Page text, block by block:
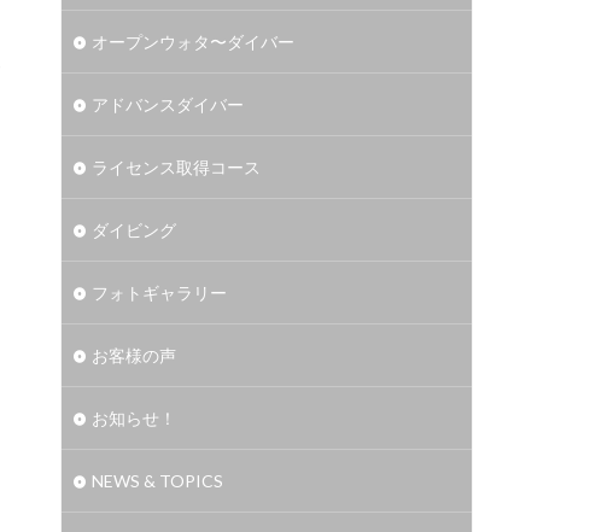
オープンウォタ〜ダイバー
アドバンスダイバー
ライセンス取得コース
ダイビング
フォトギャラリー
お客様の声
お知らせ！
NEWS & TOPICS